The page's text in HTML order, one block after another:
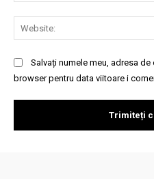
Salvați numele meu, adresa
browser pentru data viitoare i